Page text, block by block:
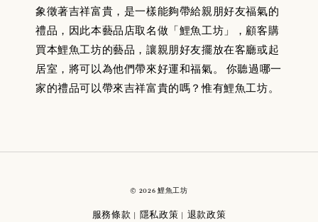
象徵著吉祥富貴，是一樣能夠帶給親朋好友福氣的
禮品，因此本藝品店取名做「鯉魚工坊」，顧客購
買本鯉魚工坊的藝品，讓親朋好友擺放在客廳或起
居室，將可以為他們帶來好運和福氣。 你聽過哪一
家的禮品可以帶來吉祥富貴的嗎？惟有鯉魚工坊。
© 2026 鯉魚工坊
服務條款 隱私政策 退款政策